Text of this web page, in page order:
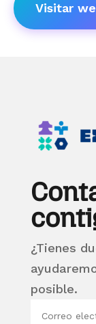
Visitar
¿Tienes
posible.